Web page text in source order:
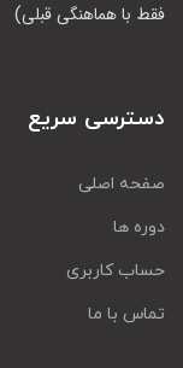
فقط با هماهنگی قبلی)
دسترسی سریع
صفحه اصلی
دوره ها
حساب کاربری
تماس با ما